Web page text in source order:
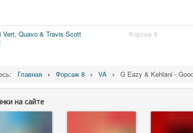
Vert, Quavo & Travis Scott
Форсаж 8
Главная Форсаж 8 VA G Eazy & Kehlani -
на сайте